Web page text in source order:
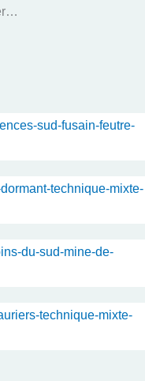
Parcours d’Ateliers d’Artistes de Poissy 2026 – PAAP